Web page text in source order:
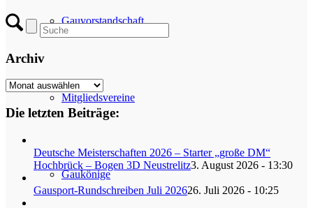
Gauvorstandschaft
Mitgliedsvereine
Gaukönige
Archiv
Archiv
Die letzten Beiträge:
Deutsche Meisterschaften 2026 – Starter „große DM“
Hochbrück – Bogen 3D Neustrelitz3. August 2026 - 13:30
Gausport-Rundschreiben Juli 202626. Juli 2026 - 10:25